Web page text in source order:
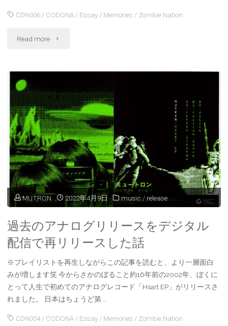
CDN006/ CODONA/ Essay/ Memories / Zombie Nation
Read more "15
に
作
ら
れ
た
曲
を
デ
ジ
タ
ル
配
MUTRON 2022年4月9日 music/ release
過去のアナログリリースをデジタル
配信で再リリースした話
※プレイリストを再生しながらこの記事を読むと、より一層面白
みが増します笑 今からさかのぼること約16年前の2002年、ぼくに
とって人生で初めてのアナログレコード「Hsart EP」がリリースさ
れました。 日本はちょうど第 …
CDN004/ CODONA/ Essay/ Memories / Zombie Nation